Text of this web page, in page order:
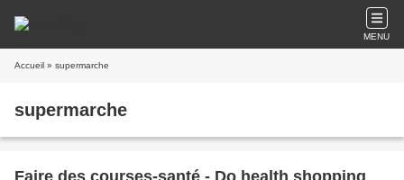
MENU
Accueil » supermarche
supermarche
Faire des courses-santé - Do health shopping